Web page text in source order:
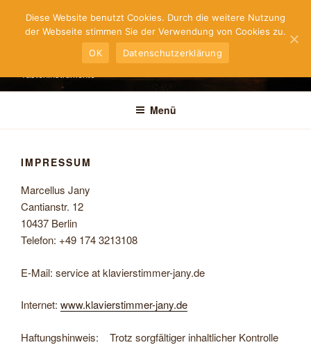
KLAVIERSTIMMER
MARCELLUS JANY
Stimmungen und Reparaturen für Pianos, Flügel und historische
Tasteninstrumente
Menü
IMPRESSUM
Marcellus Jany
Cantianstr. 12
10437 Berlin
Telefon: +49 174 3213108
E-Mail: service at klavierstimmer-jany.de
Internet: www.klavierstimmer-jany.de
Haftungshinweis: Trotz sorgfältiger inhaltlicher Kontrolle
Diese Website benutzt Cookies. Durch die weitere Nutzung
der Webseite stimmen Sie der Verwendung von Cookies zu.
OK
Datenschutzerklärung